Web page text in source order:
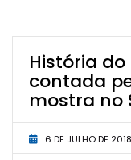
História
contada
mostra no
6 DE JULHO DE 2018